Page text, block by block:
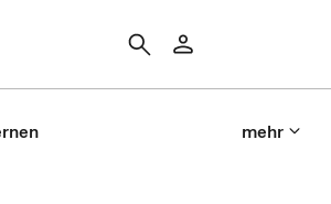
mehr